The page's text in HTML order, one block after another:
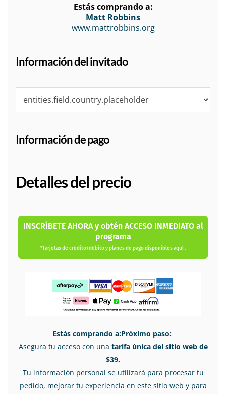
Estás comprando a:
Matt Robbins
www.mattrobbins.org
Información del invitado
Información de pago
Detalles del precio
INSCRÍBETE AHORA y obtén ACCESO INMEDIATO al
programa
*Tarjetas de crédito/débito y planes de pago disponibles aquí .
Estás comprando a:Próximo paso:
Asegura tu acceso con una tarifa única del sitio web de
$39.
Tu información personal se utilizará para procesar tu
pedido, mejorar tu experiencia en este sitio web y para